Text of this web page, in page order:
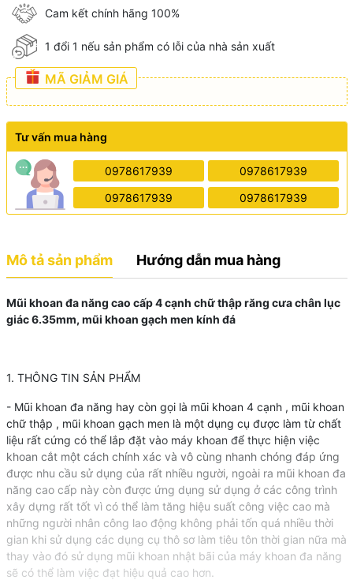
Cam kết chính hãng 100%
1 đổi 1 nếu sản phẩm có lỗi của nhà sản xuất
MÃ GIẢM GIÁ
Tư vấn mua hàng
0978617939 0978617939
0978617939 0978617939
Mô tả sản phẩm Hướng dẫn mua hàng
Mũi khoan đa năng cao cấp 4 cạnh chữ thập răng cưa chân lục
giác 6.35mm, mũi khoan gạch men kính đá
1. THÔNG TIN SẢN PHẨM
- Mũi khoan đa năng hay còn gọi là mũi khoan 4 cạnh , mũi khoan
chữ thập , mũi khoan gạch men là một dụng cụ được làm từ chất
liệu rất cứng có thể lắp đặt vào máy khoan để thực hiện việc
khoan cắt một cách chính xác và vô cùng nhanh chóng đáp ứng
được nhu cầu sử dụng của rất nhiều người, ngoài ra mũi khoan đa
năng cao cấp này còn được ứng dụng sử dụng ở các công trình
xây dựng rất tốt vì có thể làm tăng hiệu suất công việc cao mà
những người nhân công lao động không phải tốn quá nhiều thời
gian khi sử dụng các dụng cụ thô sơ làm tiêu tôn thời gian nữa mà
thay vào đó sử dụng mũi khoan nhật bãi của máy khoan đa năng
sẽ có thể làm việc đạt hiệu quả cao hơn.